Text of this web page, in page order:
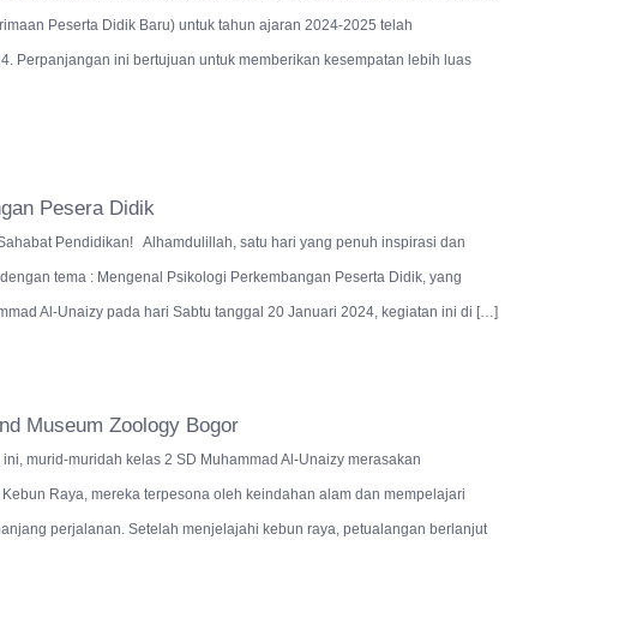
Peserta Didik Baru) untuk tahun ajaran 2024-2025 telah
Perpanjangan ini bertujuan untuk memberikan kesempatan lebih luas
Pesera Didik
Pendidikan! Alhamdulillah, satu hari yang penuh inspirasi dan
tema : Mengenal Psikologi Perkembangan Peserta Didik, yang
Al-Unaizy pada hari Sabtu tanggal 20 Januari 2024, kegiatan ini di […]
Museum Zoology Bogor
murid-muridah kelas 2 SD Muhammad Al-Unaizy merasakan
Raya, mereka terpesona oleh keindahan alam dan mempelajari
perjalanan. Setelah menjelajahi kebun raya, petualangan berlanjut